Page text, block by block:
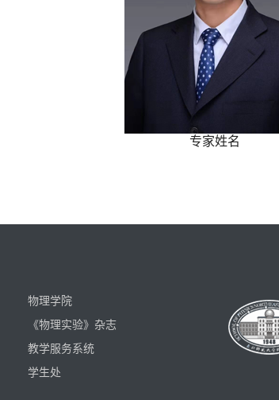
专家姓名
物理学院
《物理实验》杂志
教学服务系统
学生处